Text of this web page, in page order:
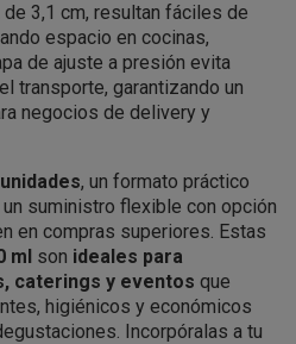
3,1 cm, resultan fáciles de
espacio en cocinas,
de ajuste a presión evita
transporte, garantizando un
negocios de delivery y
, un formato práctico
suministro flexible con opción
en compras superiores. Estas
ml son ideales para
caterings y eventos que
higiénicos y económicos
Incorpóralas a tu